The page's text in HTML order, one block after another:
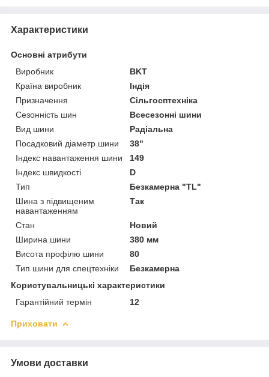
Характеристики
Основні атрибути
Виробник
BKT
Країна виробник
Індія
Призначення
Сільгосптехніка
Сезонність шин
Всесезонні шини
Вид шини
Радіальна
Посадковий діаметр шини
38"
Індекс навантаження шини
149
Індекс швидкості
D
Тип
Безкамерна "TL"
Шина з підвищеним
навантаженням
Так
Стан
Новий
Ширина шини
380 мм
Висота профілю шини
80
Тип шини для спецтехніки
Безкамерна
Користувальницькі характеристики
Гарантійний термін
12
Приховати
Умови доставки